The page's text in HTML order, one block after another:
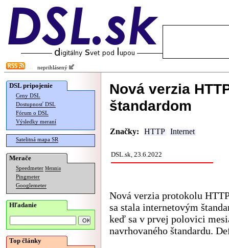
neprihlásený
DSL pripojenie
Ceny DSL
Dostupnosť DSL
Fórum o DSL
Výsledky meraní
Satelitná mapa SR
Merače
Speedmeter Merania
Pingmeter
Googlemeter
Hľadanie
Top články
Nová verzia
štandardom
Značky: HTTP Internet
DSL.sk, 23.6.2022
Nová verzia protokolu
sa stala internetovým
keď sa v prvej polovici
navrhovaného štandardu.